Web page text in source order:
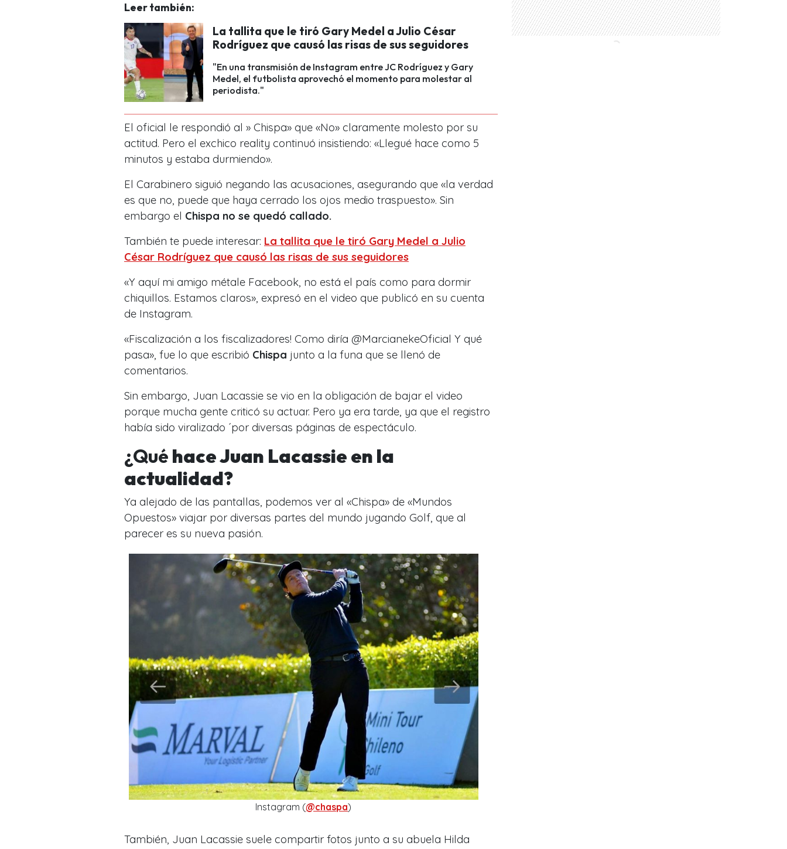
Leer también:
La tallita que le tiró Gary Medel a Julio César
Rodríguez que causó las risas de sus seguidores
"En una transmisión de Instagram entre JC Rodríguez y Gary
Medel, el futbolista aprovechó el momento para molestar al
periodista."
El oficial le respondió al » Chispa» que «No» claramente molesto por su
actitud. Pero el exchico reality continuó insistiendo: «Llegué hace como 5
minutos y estaba durmiendo».
El Carabinero siguió negando las acusaciones, asegurando que «la verdad
es que no, puede que haya cerrado los ojos medio traspuesto». Sin
embargo el Chispa no se quedó callado.
También te puede interesar: La tallita que le tiró Gary Medel a Julio
César Rodríguez que causó las risas de sus seguidores
«Y aquí mi amigo métale Facebook, no está el país como para dormir
chiquillos. Estamos claros», expresó en el video que publicó en su cuenta
de Instagram.
«Fiscalización a los fiscalizadores! Como diría @MarcianekeOficial Y qué
pasa», fue lo que escribió Chispa junto a la funa que se llenó de
comentarios.
Sin embargo, Juan Lacassie se vio en la obligación de bajar el video
porque mucha gente criticó su actuar. Pero ya era tarde, ya que el registro
había sido viralizado ´por diversas páginas de espectáculo.
¿Qué hace Juan Lacassie en la
actualidad?
Ya alejado de las pantallas, podemos ver al «Chispa» de «Mundos
Opuestos» viajar por diversas partes del mundo jugando Golf, que al
parecer es su nueva pasión.
Instagram (@chaspa)
También, Juan Lacassie suele compartir fotos junto a su abuela Hilda